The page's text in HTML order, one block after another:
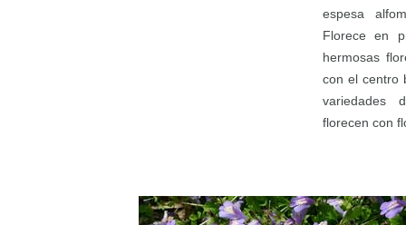
espesa
Florece en
hermosas
con el centro
variedades
florecen con